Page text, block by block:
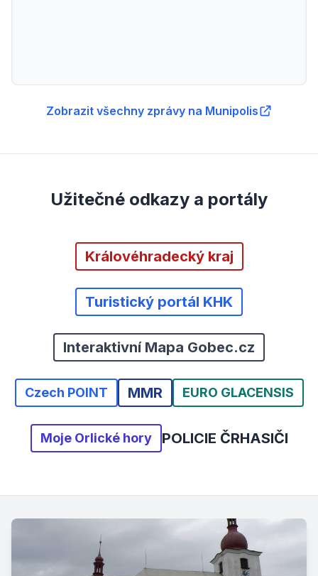
Zobrazit všechny zprávy na Munipolis
Užitečné odkazy a portály
Královéhradecký kraj
Turistický portál KHK
Interaktivní Mapa Gobec.cz
Czech POINT MMR EURO GLACENSIS
Moje Orlické hory POLICIE ČRHASIČI